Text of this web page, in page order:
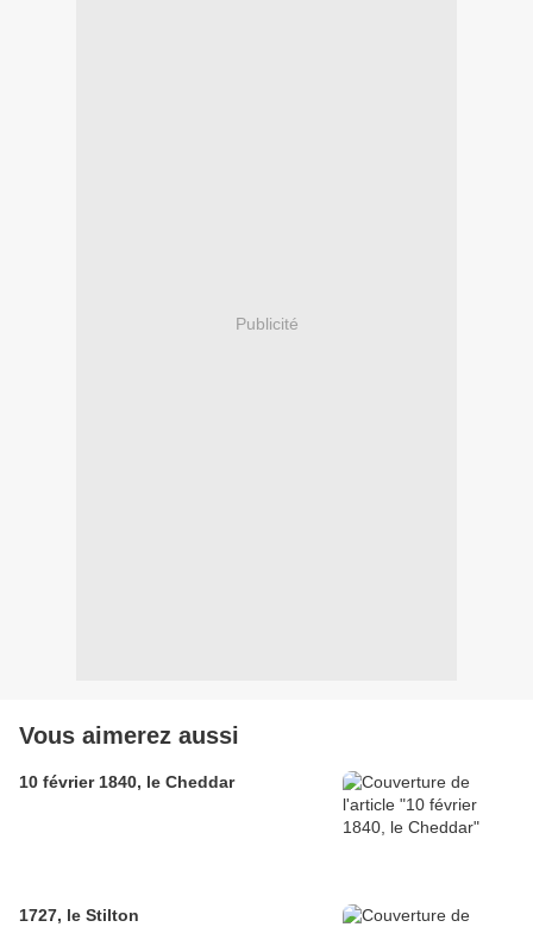
Publicité
Vous aimerez aussi
10 février 1840, le Cheddar
1727, le Stilton